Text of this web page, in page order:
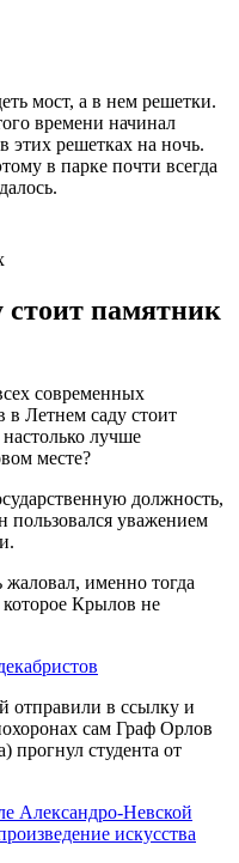
мост, а в нем решетки.
времени начинал
этих решетках на ночь.
в парке почти всегда
памятник
современных
в Летнем саду стоит
лучше
месте?
должность,
пользовался уважением
жаловал, именно тогда
которое Крылов не
отправили в ссылку и
сам Граф Орлов
прогнул студента от
Александро-Невской
искусства